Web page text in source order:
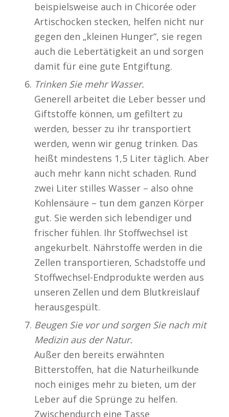
beispielsweise auch in Chicorée oder
Artischocken stecken, helfen nicht nur
gegen den „kleinen Hunger“, sie regen
auch die Lebertätigkeit an und sorgen
damit für eine gute Entgiftung.
Trinken Sie mehr Wasser.
Generell arbeitet die Leber besser und
Giftstoffe können, um gefiltert zu
werden, besser zu ihr transportiert
werden, wenn wir genug trinken. Das
heißt mindestens 1,5 Liter täglich. Aber
auch mehr kann nicht schaden. Rund
zwei Liter stilles Wasser – also ohne
Kohlensäure – tun dem ganzen Körper
gut. Sie werden sich lebendiger und
frischer fühlen. Ihr Stoffwechsel ist
angekurbelt. Nährstoffe werden in die
Zellen transportieren, Schadstoffe und
Stoffwechsel-Endprodukte werden aus
unseren Zellen und dem Blutkreislauf
herausgespült.
Beugen Sie vor und sorgen Sie nach mit
Medizin aus der Natur.
Außer den bereits erwähnten
Bitterstoffen, hat die Naturheilkunde
noch einiges mehr zu bieten, um der
Leber auf die Sprünge zu helfen.
Zwischendurch eine Tasse